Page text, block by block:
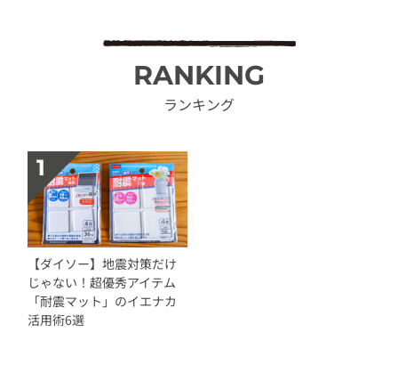
RANKING
ランキング
【ダイソー】地震対策だけ
じゃない！超優秀アイテム
「耐震マット」のイエナカ
活用術6選